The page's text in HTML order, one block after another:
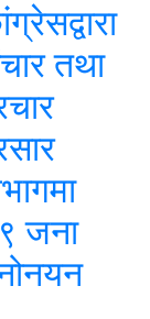
तथा
जना